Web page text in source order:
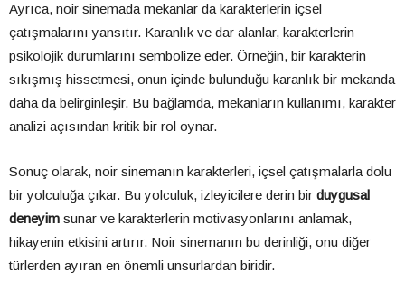
Ayrıca, noir sinemada mekanlar da karakterlerin içsel
çatışmalarını yansıtır. Karanlık ve dar alanlar, karakterlerin
psikolojik durumlarını sembolize eder. Örneğin, bir karakterin
sıkışmış hissetmesi, onun içinde bulunduğu karanlık bir mekanda
daha da belirginleşir. Bu bağlamda, mekanların kullanımı, karakter
analizi açısından kritik bir rol oynar.
Sonuç olarak, noir sinemanın karakterleri, içsel çatışmalarla dolu
bir yolculuğa çıkar. Bu yolculuk, izleyicilere derin bir duygusal
deneyim sunar ve karakterlerin motivasyonlarını anlamak,
hikayenin etkisini artırır. Noir sinemanın bu derinliği, onu diğer
türlerden ayıran en önemli unsurlardan biridir.